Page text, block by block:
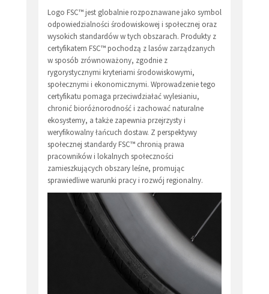
Logo FSC™ jest globalnie rozpoznawane jako symbol
odpowiedzialności środowiskowej i społecznej oraz
wysokich standardów w tych obszarach. Produkty z
certyfikatem FSC™ pochodzą z lasów zarządzanych
w sposób zrównoważony, zgodnie z
rygorystycznymi kryteriami środowiskowymi,
społecznymi i ekonomicznymi. Wprowadzenie tego
certyfikatu pomaga przeciwdziałać wylesianiu,
chronić bioróżnorodność i zachować naturalne
ekosystemy, a także zapewnia przejrzysty i
weryfikowalny łańcuch dostaw. Z perspektywy
społecznej standardy FSC™ chronią prawa
pracowników i lokalnych społeczności
zamieszkujących obszary leśne, promując
sprawiedliwe warunki pracy i rozwój regionalny.